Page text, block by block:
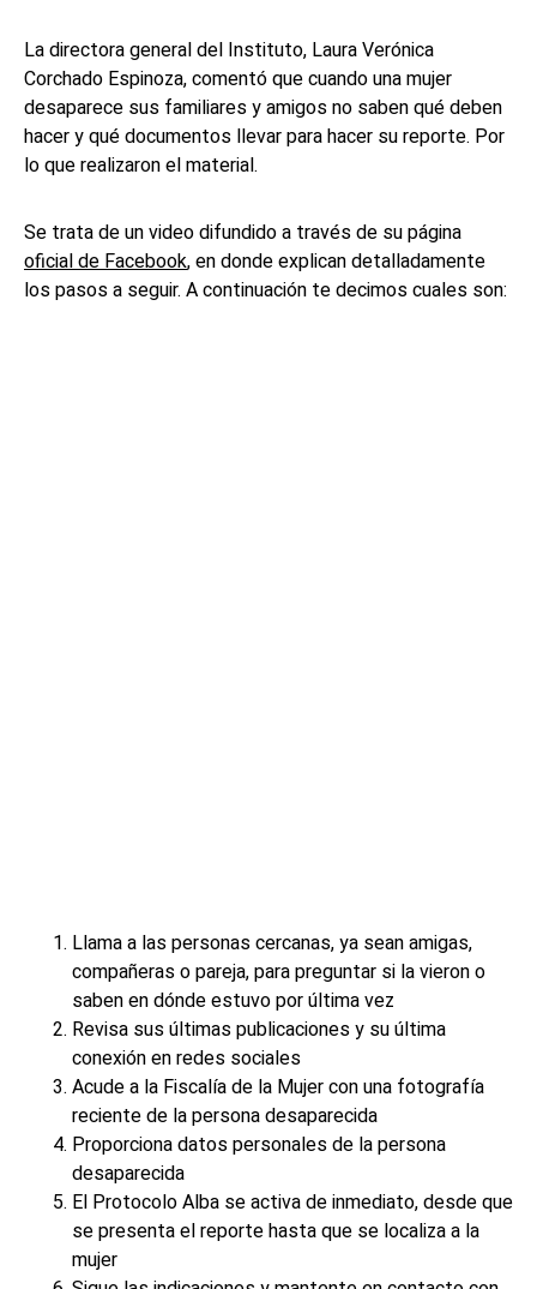
La directora general del Instituto, Laura Verónica
Corchado Espinoza, comentó que cuando una mujer
desaparece sus familiares y amigos no saben qué deben
hacer y qué documentos llevar para hacer su reporte. Por
lo que realizaron el material.
Se trata de un video difundido a través de su página
oficial de Facebook, en donde explican detalladamente
los pasos a seguir. A continuación te decimos cuales son:
Llama a las personas cercanas, ya sean amigas,
compañeras o pareja, para preguntar si la vieron o
saben en dónde estuvo por última vez
Revisa sus últimas publicaciones y su última
conexión en redes sociales
Acude a la Fiscalía de la Mujer con una fotografía
reciente de la persona desaparecida
Proporciona datos personales de la persona
desaparecida
El Protocolo Alba se activa de inmediato, desde que
se presenta el reporte hasta que se localiza a la
mujer